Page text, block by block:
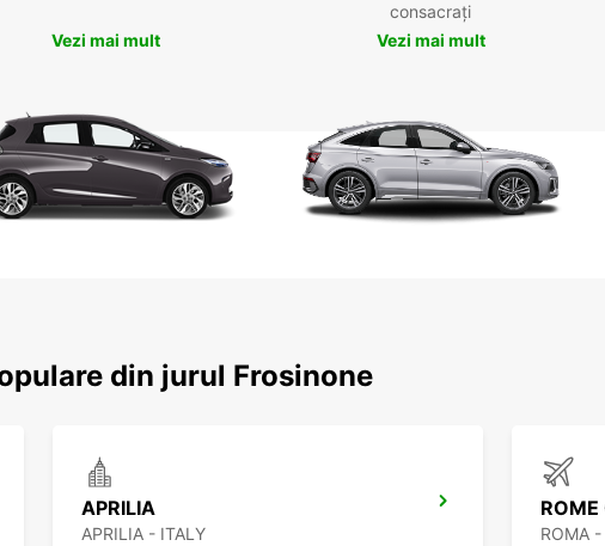
Vezi mai mult
consacrați
Vezi mai mult
din jurul Frosinone
APRILIA
APRILIA - ITALY
ROME
ROMA